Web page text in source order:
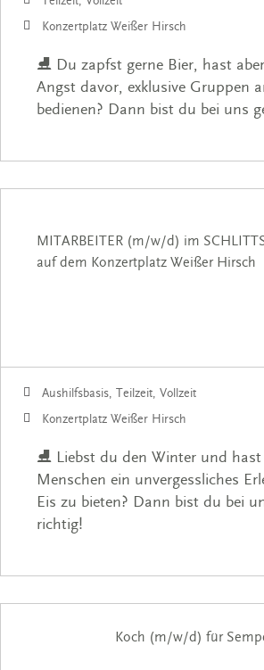
Konzertplatz Weißer Hirsch
⛸️ Du zapfst gerne Bier, hast
Angst davor, exklusive Gruppen
bedienen? Dann bist du bei uns
MITARBEITER (m/w/d) im
auf dem Konzertplatz Weißer Hirsch
Aushilfsbasis, Teilzeit, Vollzeit
Konzertplatz Weißer Hirsch
⛸️ Liebst du den Winter und hast
Menschen ein unvergessliches
Eis zu bieten? Dann bist du bei
richtig!
Koch (m/w/d) für